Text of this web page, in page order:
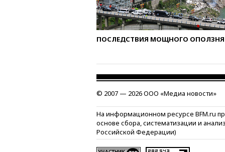
ПОСЛЕДСТВИЯ МОЩНОГО ОПОЛЗНЯ
© 2007 — 2026 ООО «Медиа новости»
На информационном ресурсе BFM.ru
основе сбора, систематизации и
Российской Федерации)